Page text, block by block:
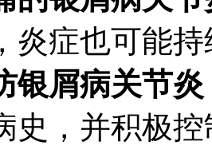
炎症也可能
银屑病关节炎
史，并积极